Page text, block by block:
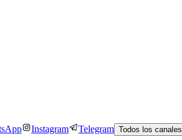
Instagram Telegram Todos los canales